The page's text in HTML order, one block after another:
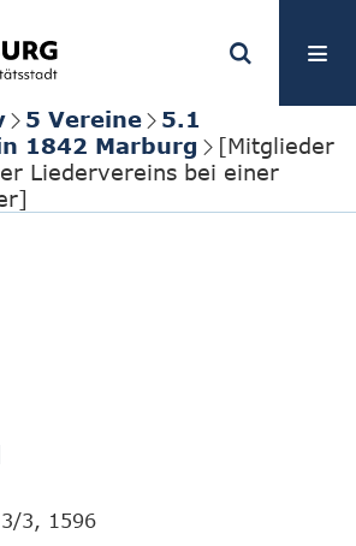
5 Vereine
5.1
1842 Marburg
[Mitglieder
Liedervereins bei einer
3, 1596